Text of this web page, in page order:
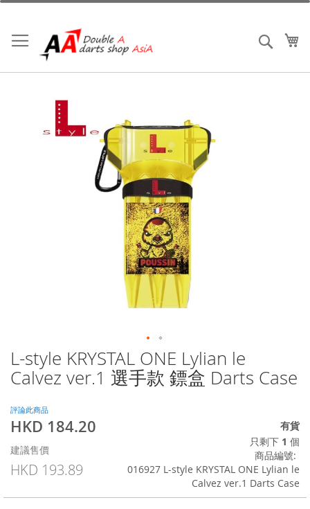
跳
內
容
搜索
L-style KRYSTAL ONE Lylian le
Calvez ver.1 選手款 鏢盒 Darts Case
評論此商品
特
價
格
HKD 184.20
建議售價
HKD 193.89
有貨
只剩下 1 個
商品編號
016927 L-style KRYSTAL ONE Lylian le
Calvez ver.1 Darts Case
Skip
to
the
of
the
gallery